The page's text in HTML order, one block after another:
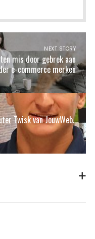
NEXT STORY
mis door gebrek aan
e-commerce merken
Twisk van JouwWeb.